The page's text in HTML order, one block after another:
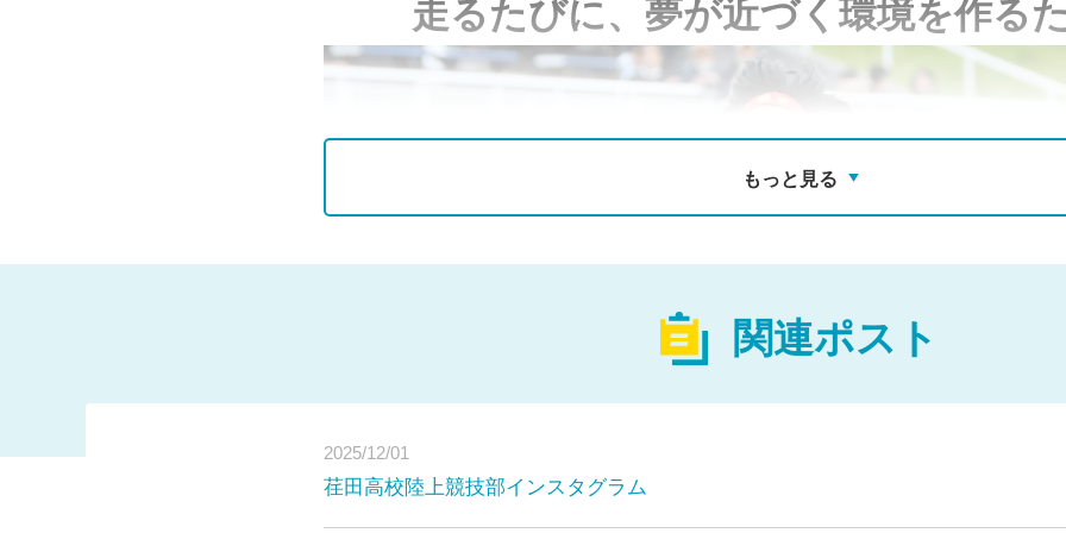
走るたびに、夢が近づく環境を作る
もっと見る
関連ポスト
2025/12/01
荏田高校陸上競技部インスタグラム